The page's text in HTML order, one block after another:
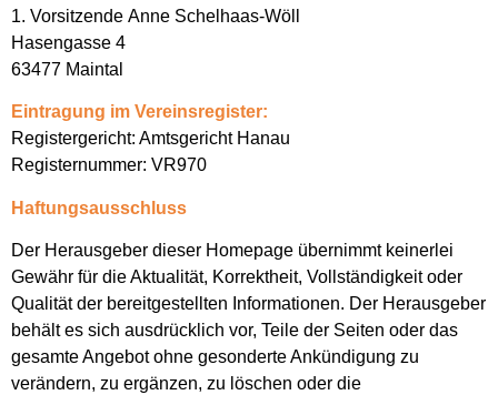
1. Vorsitzende Anne Schelhaas-Wöll
Hasengasse 4
63477 Maintal
Eintragung im Vereinsregister:
Registergericht: Amtsgericht Hanau
Registernummer: VR970
Haftungsausschluss
Der Herausgeber dieser Homepage übernimmt keinerlei
Gewähr für die Aktualität, Korrektheit, Vollständigkeit oder
Qualität der bereitgestellten Informationen. Der Herausgeber
behält es sich ausdrücklich vor, Teile der Seiten oder das
gesamte Angebot ohne gesonderte Ankündigung zu
verändern, zu ergänzen, zu löschen oder die